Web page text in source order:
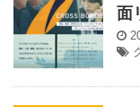
面